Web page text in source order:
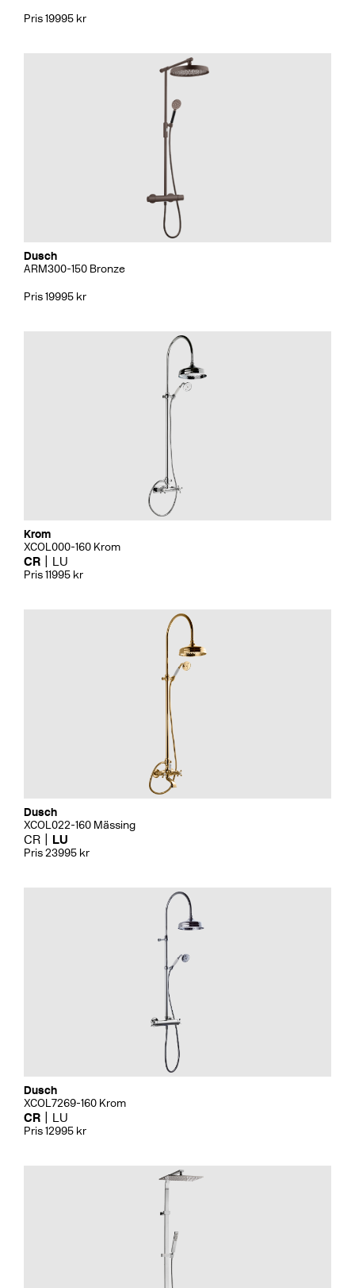
Pris 19995 kr
Dusch
ARM300-150 Bronze
Pris 19995 kr
Krom
XCOL000-160 Krom
CR LU
Pris 11995 kr
Dusch
XCOL022-160 Mässing
CR LU
Pris 23995 kr
Dusch
XCOL7269-160 Krom
CR LU
Pris 12995 kr